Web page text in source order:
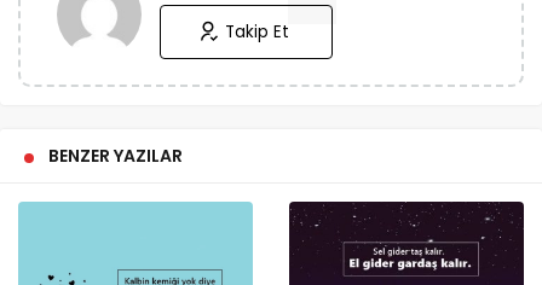
Takip Et
BENZER YAZILAR